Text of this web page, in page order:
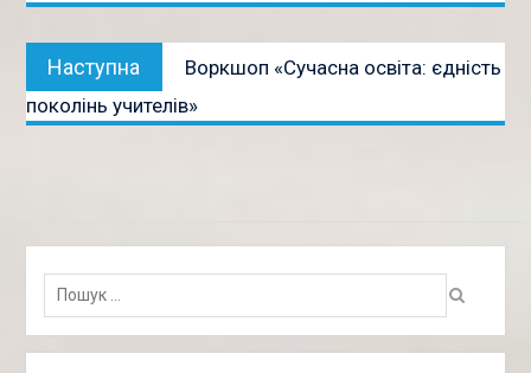
Наступна
публікація:
Воркшоп «Сучасна освіта: єдність
поколінь учителів»
Пошук: